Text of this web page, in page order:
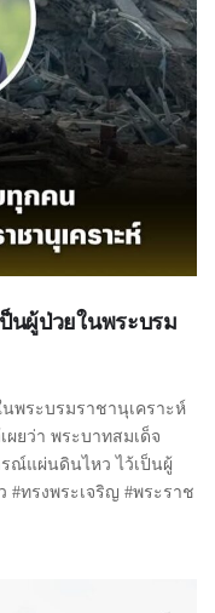
นผู้ป่วยในพระบรม
พระบรมราชานุเคราะห์
ผยว่า พระบาทสมเด็จ
รณ์แผ่นดินไหว ไว้เป็นผู้
#ทรงพระเจริญ #พระราช